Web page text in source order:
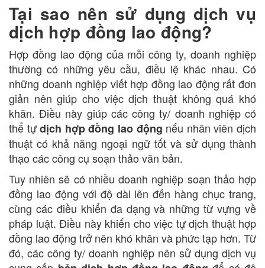
Tại sao nên sử dụng dịch vụ
dịch hợp đồng lao động?
Hợp đồng lao động của mỗi công ty, doanh nghiệp
thường có những yêu cầu, điều lệ khác nhau. Có
những doanh nghiệp viết hợp đồng lao động rất đơn
giản nên giúp cho việc dịch thuật không quá khó
khăn. Điều này giúp các công ty/ doanh nghiệp có
thể tựdịch hợp đồng lao động nếu nhân viên dịch
thuật có khả năng ngoại ngữ tốt và sử dụng thành
thạo các công cụ soạn thảo văn bản.
Tuy nhiên sẽ có nhiều doanh nghiệp soạn thảo hợp
đồng lao động với độ dài lên đến hàng chục trang,
cùng các điều khiển đa dạng và những từ vựng về
pháp luật. Điều này khiến cho việc tự dịch thuật hợp
đồng lao động trở nên khó khăn và phức tạp hơn. Từ
đó, các công ty/ doanh nghiệp nên sử dụng dịch vụ